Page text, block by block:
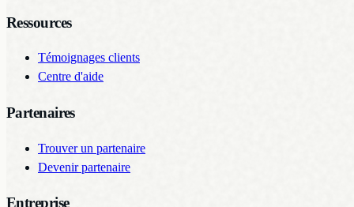
Ressources
Témoignages clients
Centre d'aide
Partenaires
Trouver un partenaire
Devenir partenaire
Entreprise